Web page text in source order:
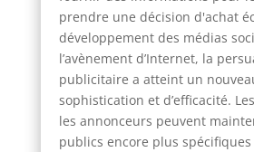
prendre une décision d'achat
développement des médias
l’avènement d’Internet, la
publicitaire a atteint un
sophistication et d’efficacité.
les annonceurs peuvent
publics encore plus spécifiques